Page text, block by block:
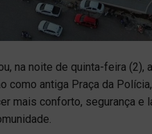
na noite de quinta-feira (2),
como antiga Praça da
mais conforto, segurança